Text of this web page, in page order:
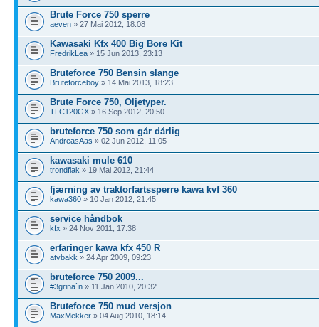
Brute Force 750 sperre
aeven » 27 Mai 2012, 18:08
Kawasaki Kfx 400 Big Bore Kit
FredrikLea » 15 Jun 2013, 23:13
Bruteforce 750 Bensin slange
Bruteforceboy » 14 Mai 2013, 18:23
Brute Force 750, Oljetyper.
TLC120GX » 16 Sep 2012, 20:50
bruteforce 750 som går dårlig
AndreasAas » 02 Jun 2012, 11:05
kawasaki mule 610
trondflak » 19 Mai 2012, 21:44
fjærning av traktorfartssperre kawa kvf 360
kawa360 » 10 Jan 2012, 21:45
service håndbok
kfx » 24 Nov 2011, 17:38
erfaringer kawa kfx 450 R
atvbakk » 24 Apr 2009, 09:23
bruteforce 750 2009...
#3grina`n » 11 Jan 2010, 20:32
Bruteforce 750 mud versjon
MaxMekker » 04 Aug 2010, 18:14